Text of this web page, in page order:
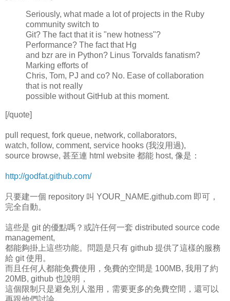
Seriously, what made a lot of projects in the Ruby
community switch to
Git? The fact that it is "new hotness"?
Performance? The fact that Hg
and bzr are in Python? Linus Torvalds fanatism?
Marking efforts of
Chris, Tom, PJ and co? No. Ease of collaboration
that is not really
possible without GitHub at this moment.
[/quote]
pull request, fork queue, network, collaborators,
watch, follow, comment, service hooks (我沒用過),
source browse, 甚至連 html website 都能 host, 像是：
http://godfat.github.com/
只要建一個 repository 叫 YOUR_NAME.github.com 即可，
完全自動。
這些是 git 的優點嗎？或許任何一套 distributed source code
management,
都能夠掛上這些功能。問題是只有 github 提供了這樣的服務
給 git 使用。
而且任何人都能免費使用，免費的空間是 100MB, 我用了約
20MB, github 也說明，
這個限制只是避免別人濫用，需要更多的免費空間，還可以
再跟他們討論。